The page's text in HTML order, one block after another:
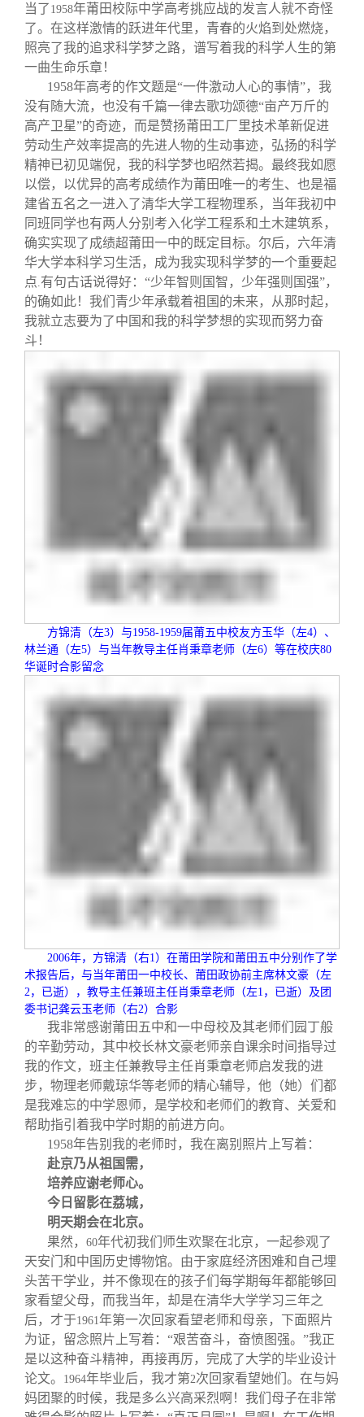
当了 1958年莆田校际中学高考挑应战的发言人就不奇怪
了。在这样激情的跃进年代里，青春的火焰到处燃烧，
照亮了我的追求科学梦之路，谱写着我的科学人生的第
一曲生命乐章！
1958年高考的作文题是“一件激动人心的事情”，我
没有随大流，也没有千篇一律去歌功颂德“亩产万斤的
高产卫星”的奇迹，而是赞扬莆田工厂里技术革新促进
劳动生产效率提高的先进人物的生动事迹，弘扬的科学
精神已初见端倪，我的科学梦也昭然若揭。最终我如愿
以偿，以优异的高考成绩作为莆田唯一的考生、也是福
建省五名之一进入了清华大学工程物理系，当年我初中
同班同学也有两人分别考入化学工程系和土木建筑系，
确实实现了成绩超莆田一中的既定目标。尔后，六年清
华大学本科学习生活，成为我实现科学梦的一个重要起
点 有句古话说得好：“少年智则国智，少年强则国强”，
的确如此！我们青少年承载着祖国的未来，从那时起，
我就立志要为了中国和我的科学梦想的实现而努力奋
斗！
方锦清（左3）与1958-1959届莆五中校友方玉华（左4）、
林兰通（左5）与当年教导主任肖秉章老师（左6）等在校庆80
华诞时合影留念
2006年，方锦清（右1）在莆田学院和莆田五中分别作了学
术报告后，与当年莆田一中校长、莆田政协前主席林文豪（左
2 ，已逝），教导主任兼班主任肖秉章老师（左1 ，已逝）及团
委书记龚云玉老师（右2）合影
我非常感谢莆田五中和一中母校及其老师们园丁般
的辛勤劳动，其中校长林文豪老师亲自课余时间指导过
我的作文，班主任兼教导主任肖秉章老师启发我的进
步，物理老师戴琼华等老师的精心辅导，他（她）们都
是我难忘的中学恩师，是学校和老师们的教育、关爱和
帮助指引着我中学时期的前进方向。
1958年告别我的老师时，我在离别照片上写着：
赴京乃从祖国需，
培养应谢老师心。
今日留影在荔城，
明天期会在北京。
果然， 60年代初我们师生欢聚在北京，一起参观了
天安门和中国历史博物馆。由于家庭经济困难和自己埋
头苦干学业，并不像现在的孩子们每学期每年都能够回
家看望父母，而我当年，却是在清华大学学习三年之
后，才于1961年第一次回家看望老师和母亲，下面照片
为证，留念照片上写着：“艰苦奋斗，奋愤图强。”我正
是以这种奋斗精神，再接再厉，完成了大学的毕业设计
论文。
1964年毕业后，我才第2次回家看望她们。在与妈
妈团聚的时候，我是多么兴高采烈啊！我们母子在非常